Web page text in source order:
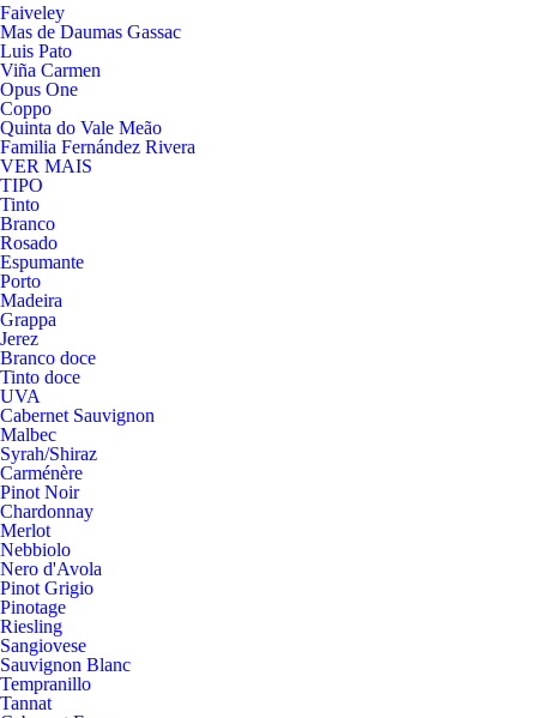
Faiveley
Mas de Daumas Gassac
Luis Pato
Viña Carmen
Opus One
Coppo
Quinta do Vale Meão
Familia Fernández Rivera
VER MAIS
TIPO
Tinto
Branco
Rosado
Espumante
Porto
Madeira
Grappa
Jerez
Branco doce
Tinto doce
UVA
Cabernet Sauvignon
Malbec
Syrah/Shiraz
Carménère
Pinot Noir
Chardonnay
Merlot
Nebbiolo
Nero d'Avola
Pinot Grigio
Pinotage
Riesling
Sangiovese
Sauvignon Blanc
Tempranillo
Tannat